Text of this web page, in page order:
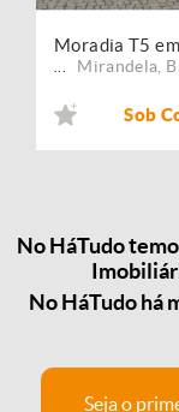
Mirandela
Sob
No HáTudo
No HáTudo há
Seja o